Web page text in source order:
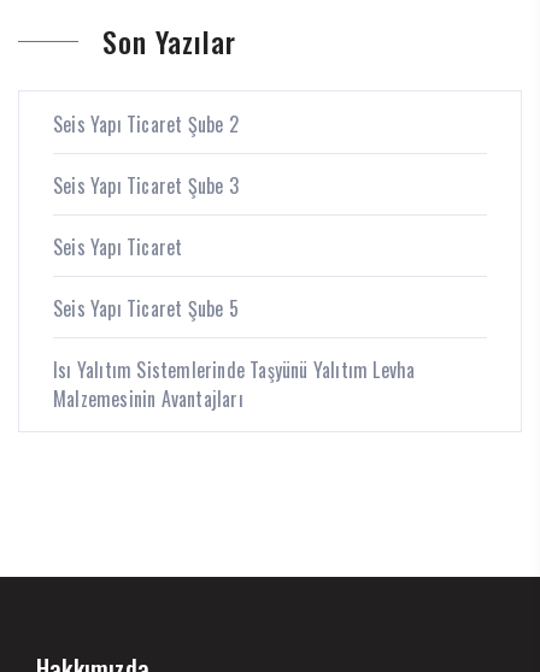
Son Yazılar
Seis Yapı Ticaret Şube 2
Seis Yapı Ticaret Şube 3
Seis Yapı Ticaret
Seis Yapı Ticaret Şube 5
Isı Yalıtım Sistemlerinde Taşyünü Yalıtım Levha
Malzemesinin Avantajları